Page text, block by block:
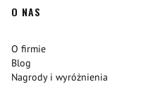
Linki w stopce
O NAS
O firmie
Blog
Nagrody i wyróżnienia